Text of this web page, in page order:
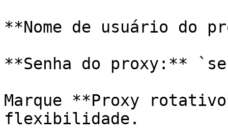
**Nome de usuário do
**Senha do proxy:**
Marque **Proxy
flexibilidade.